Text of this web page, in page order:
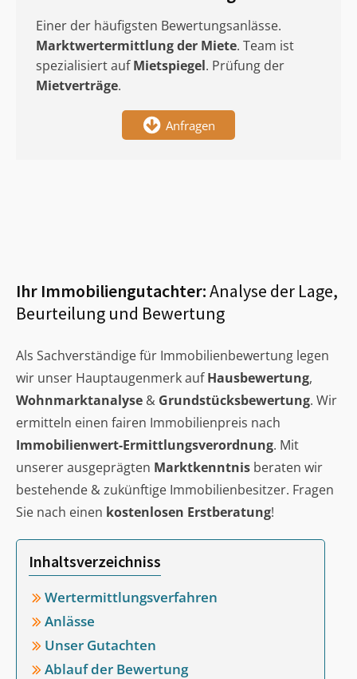
Einer der häufigsten Bewertungsanlässe.
Marktwertermittlungder Miete. Team ist
spezialisiert aufMietspiegel. Prüfung der
Mietverträge.
Anfragen
Ihr Immobiliengutachter:Analyse der Lage,
Beurteilung und Bewertung
Als Sachverständige für Immobilienbewertung legen
wir unser Hauptaugenmerk aufHausbewertung,
Wohnmarktanalyse & Grundstücksbewertung. Wir
ermitteln einen fairen Immobilienpreis nach
Immobilienwert-Ermittlungsverordnung. Mit
unserer ausgeprägten Marktkenntnis beraten wir
bestehende & zukünftige Immobilienbesitzer. Fragen
Sie nach einen kostenlosen Erstberatung!
Inhaltsverzeichniss
Wertermittlungsverfahren
Anlässe
Unser Gutachten
Ablauf der Bewertung